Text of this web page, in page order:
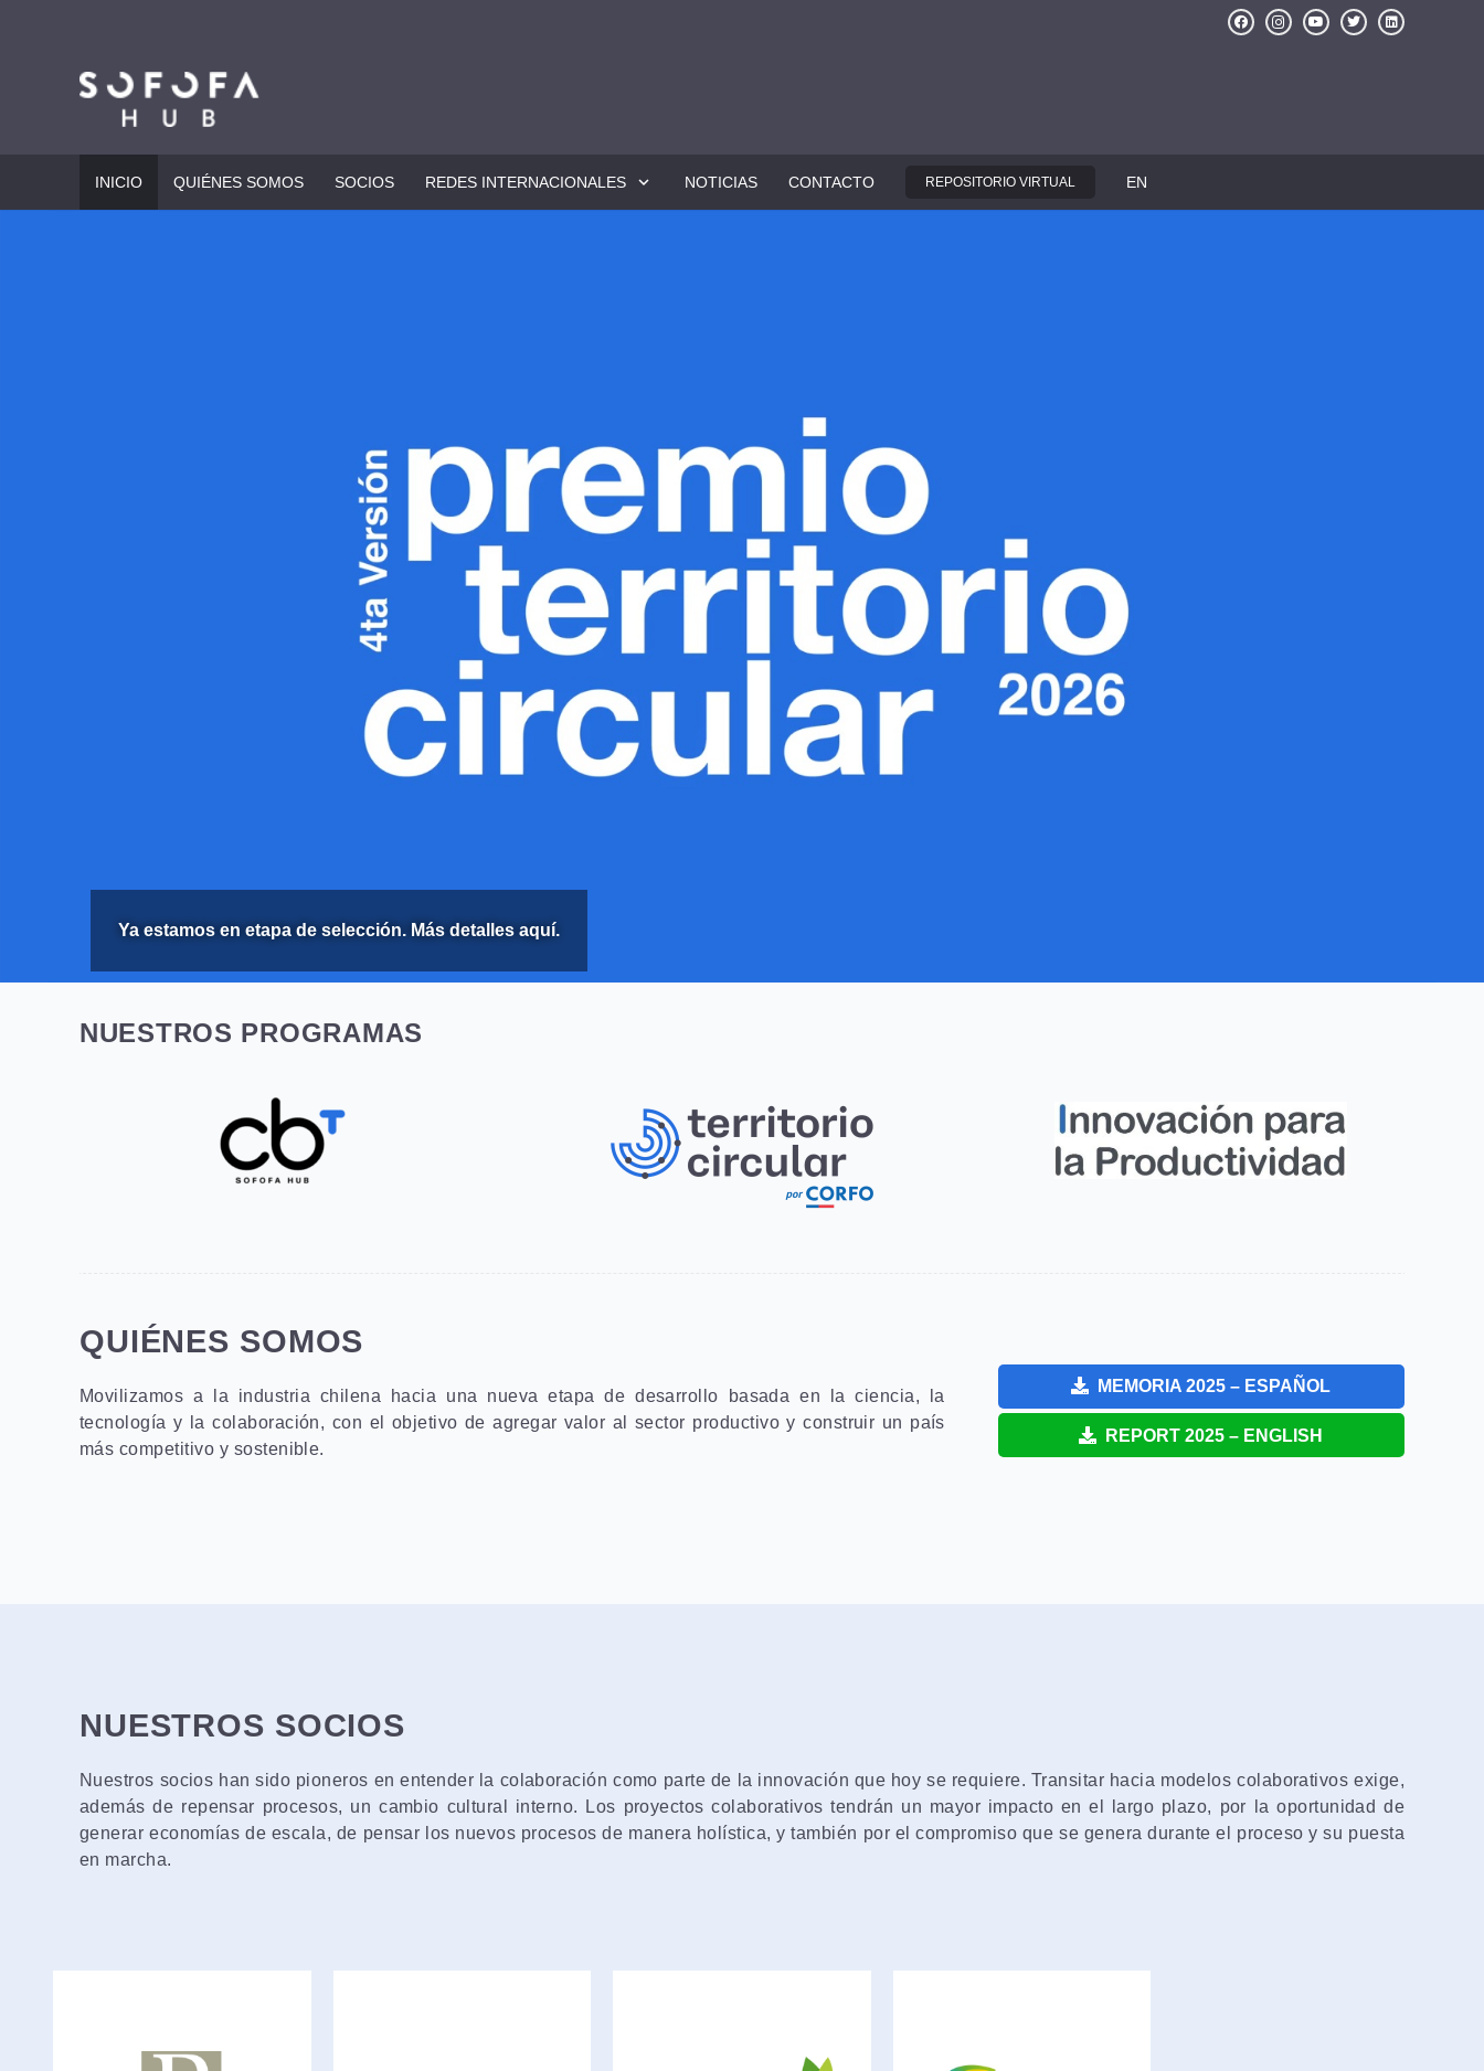
INICIO QUIÉNES SOMOS SOCIOS REDES INTERNACIONALES NOTICIAS CONTACTO REPOSITORIO VIRTUAL EN
Ya estamos en etapa de selección. Más detalles aquí.
NUESTROS PROGRAMAS
QUIÉNES SOMOS
Movilizamos a la industria chilena hacia una nueva etapa de desarrollo basada en la ciencia, la
tecnología y la colaboración, con el objetivo de agregar valor al sector productivo y construir un país
más competitivo y sostenible.
MEMORIA 2025 – ESPAÑOL
REPORT 2025 – ENGLISH
NUESTROS SOCIOS
Nuestros socios han sido pioneros en entender la colaboración como parte de la innovación que hoy se requiere. Transitar hacia modelos colaborativos exige,
además de repensar procesos, un cambio cultural interno. Los proyectos colaborativos tendrán un mayor impacto en el largo plazo, por la oportunidad de
generar economías de escala, de pensar los nuevos procesos de manera holística, y también por el compromiso que se genera durante el proceso y su puesta
en marcha.